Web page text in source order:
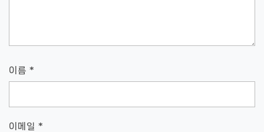
이름 *
이메일 *